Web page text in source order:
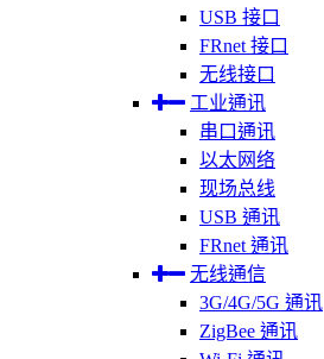
USB 接口
FRnet 接口
无线接口
工业通讯
串口通讯
以太网络
现场总线
USB 通讯
FRnet 通讯
无线通信
3G/4G/5G 通讯
ZigBee 通讯